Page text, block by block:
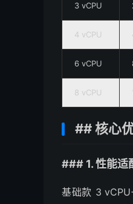
3 vCPU
4 vCPU
6 vCPU
8 vCPU
## 核心
### 1. 性能适
基础款 3